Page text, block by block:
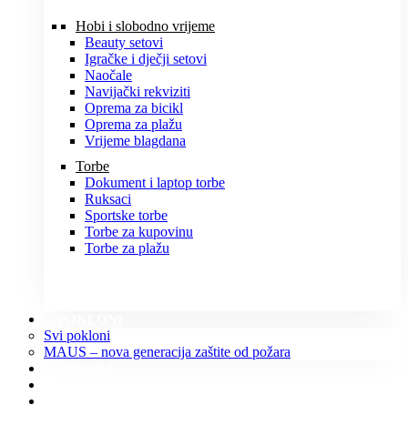
Hobi i slobodno vrijeme
Beauty setovi
Igračke i dječji setovi
Naočale
Navijački rekviziti
Oprema za bicikl
Oprema za plažu
Vrijeme blagdana
Torbe
Dokument i laptop torbe
Ruksaci
Sportske torbe
Torbe za kupovinu
Torbe za plažu
Svi pokloni
MAUS – nova generacija zaštite od požara